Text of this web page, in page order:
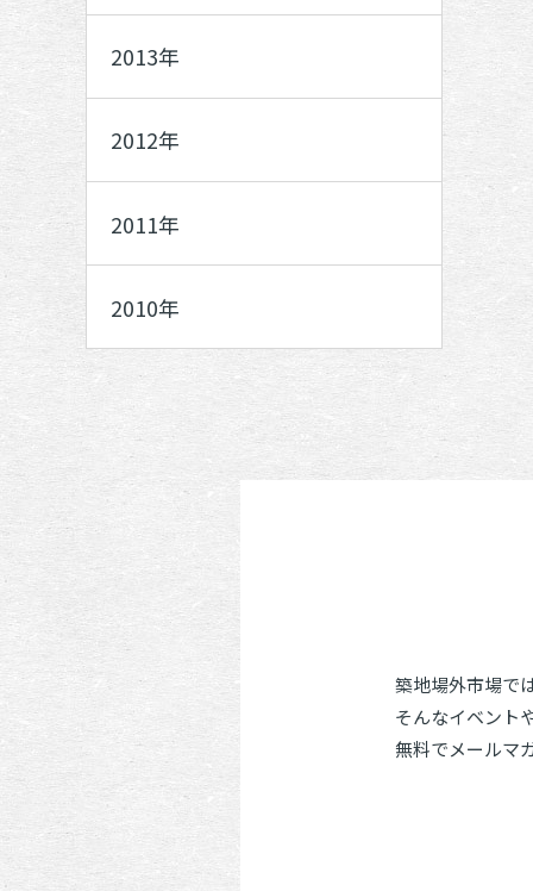
2013年
2012年
2011年
2010年
築地場外市場で
そんなイベント
無料でメールマ